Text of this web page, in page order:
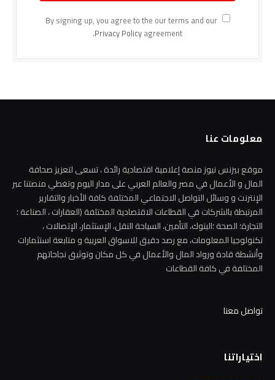
By signing up, you agree to the our terms and our
Privacy Policyagreement.
معلومات عنا
موقع بيزنس نيوز منصة إعلامية اقتصادية رائدة ، تسعى لتعزيز صحافة
المال و الأعمال في مصر والعالم العربي على مدار اليوم وتغطي منصتنا عبر
الإنترنت و وسائل التواصل الاجتماعي المختلفة كافة الأخبار والتقارير
المرتبطة بالشركات في القطاعات الاقتصادية المختلفة (العقارات ، الصناعة ؛
التجارة؛ الصحة ؛البنوك، التأمين، السياحة النقل، الإستثمار، الإتصالات ،
تكنولوجيا المعلومات، مع رصد دقيق للاسواق العربية و متابعة استثمارات
وأنشطة قادة ورواد المال والأعمال في كل مكان وتوثيق نجاحاتهم
المختلفة في كافة القطاعات
تواصل معنا
اختياراتنا